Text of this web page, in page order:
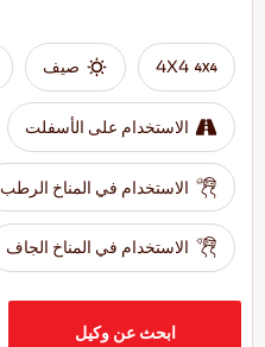
4X4 صيف
الاستخدام على الأسفلت
الاستخدام في المناخ الرطب
الاستخدام في المناخ الجاف
ابحث عن وكيل